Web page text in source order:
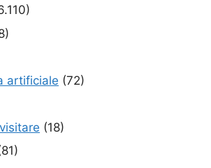
artificiale (72)
(18)